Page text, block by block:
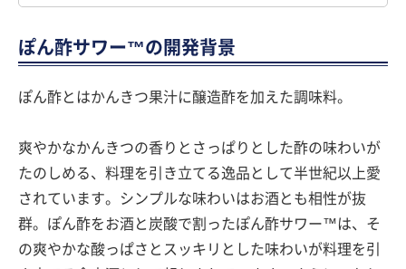
ぽん酢サワー™の開発背景
ぽん酢とはかんきつ果汁に醸造酢を加えた調味料。
爽やかなかんきつの香りとさっぱりとした酢の味わいが
たのしめる、料理を引き立てる逸品として半世紀以上愛
されています。シンプルな味わいはお酒とも相性が抜
群。ぽん酢をお酒と炭酸で割ったぽん酢サワー™は、そ
の爽やかな酸っぱさとスッキリとした味わいが料理を引